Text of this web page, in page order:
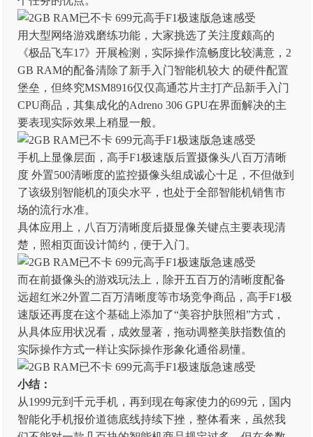
用大型网络游戏磨练功能，大家挑选了关注度颇高的
《极品飞车17》开展检测，实际操作流畅度比较满意，2
GB RAM的配备清除了新手入门智能机较大 的硬件配置
堡垒，但终究MSM8916仅仅高通芯片主打产品新手入门
CPU商品，其集成化的Adreno 306 GPU在界面解决的主
要表现实际效果上稍显一般。
手机上显像层面，高手F1极速版后置摄像头八百万清晰
度 外置500清晰度的监控摄像头组成诚心十足，不但做到
了该级別智能机的顶尖水平，也处于全部智能机销售市
场的流行水准。
具体应用上，八百万清晰度后摄显像关键点主要表现清
楚，照相页面设计简约，便于入门。
而在前摄像头的游戏玩法上，除开五百万的清晰度配备
远超红米2外置二百万清晰度等市场竞争商品，高手F1极
速版还再度在这个基础上添加了“美容护肤照相”方式，
从具体应用状况看，成效显著，拖动调整美肤指数值的
实际操作方式一样让实际操作形象化通俗易懂。
小结：
从1999元到千元手机，再到现在每家使力的699元，国内
智能化手机报价道德底线持续下挫，整体看来，虽然我